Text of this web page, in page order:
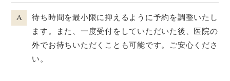
A
待ち時間を最小限に抑えるように予約を調整いたし
ます。また、一度受付をしていただいた後、医院の
外でお待ちいただくことも可能です。ご安心くださ
い。